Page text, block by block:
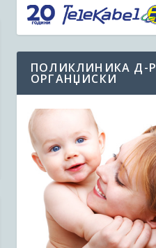
ПОЛИКЛИНИКА Д-Р
ОРГАНЏИСКИ